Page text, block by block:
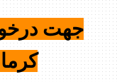
جهت